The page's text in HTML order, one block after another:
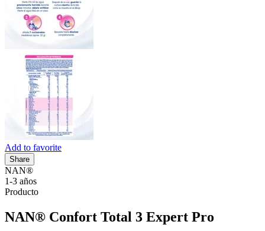
Add to favorite
Share
NAN®
1-3 años
Producto
NAN® Confort Total 3 Expert Pro